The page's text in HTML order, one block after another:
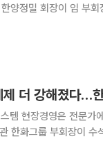
양정밀 회장이 임 부
더 강해졌다…
템 현장경영은 전문가